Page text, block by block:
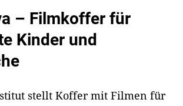
– Filmkoffer für
Kinder und
stellt Koffer mit Filmen für